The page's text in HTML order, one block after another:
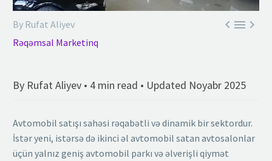

By Rufat Aliyev
Rəqəmsal Marketinq
By Rufat Aliyev • 4 min read • Updated Noyabr 2025
Avtomobil satışı sahəsi rəqabətli və dinamik bir sektordur.
İstər yeni, istərsə də ikinci əl avtomobil satan avtosalonlar
üçün yalnız geniş avtomobil parkı və əlverişli qiymət